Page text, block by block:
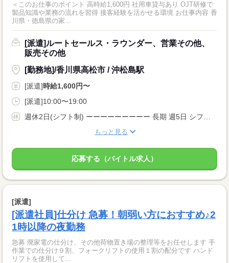
＜このお仕事のポイント 高時給1,600円 社用車貸与あり OJT研修で
製品知識や業務の流れを習得 接客経験を活かせる環境 お仕事内容 香
川県・徳島県の家...
[派遣]ルートセールス・ラウンダー、営業その他、
販売その他
[勤務地]/香川県高松市 / 沖松島駅
[派遣]時給1,600円〜
[派遣]10:00〜19:00
もっと見る
応募する（バイトル求人）
[派遣]
[派遣社員]仕分け 急募！朝弱い方におすすめ♪2
1時以降の夜勤務
急募 廃家電の仕分け、その他荷物置き場の整理等をお任せします 手
作業での仕分け９割、フォークリフトの使用１割の配分です ハンド
リフトを使用して...